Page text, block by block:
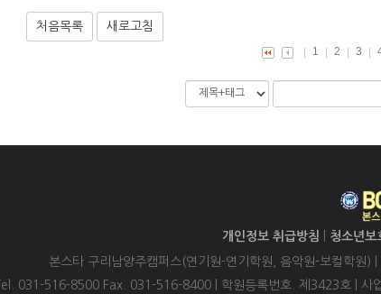
처음목록 새로고침
1
2 3
개인정보 취급방침 청소년보
본스타 구리남양주캠퍼스(연기원-연기학원, 음악원-보컬학원
Tel. 031-516-8500 Fax. 031-516-8400 | 학원등록번호. 제3423호 |